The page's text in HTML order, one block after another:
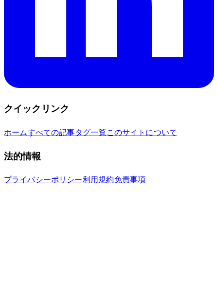
クイックリンク
ホームすべての記事タグ一覧 このサイトについて
法的情報
プライバシーポリシー利用規約免責事項